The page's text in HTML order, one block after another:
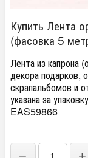
Купить Лента
(фасовка 5
Лента из капрона
декора подарков,
скрапальбомов и
указана за
EAS59866